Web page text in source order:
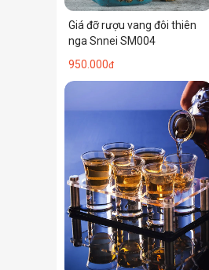
Giá đỡ rượu vang đôi thiên
nga Snnei SM004
950.000đ